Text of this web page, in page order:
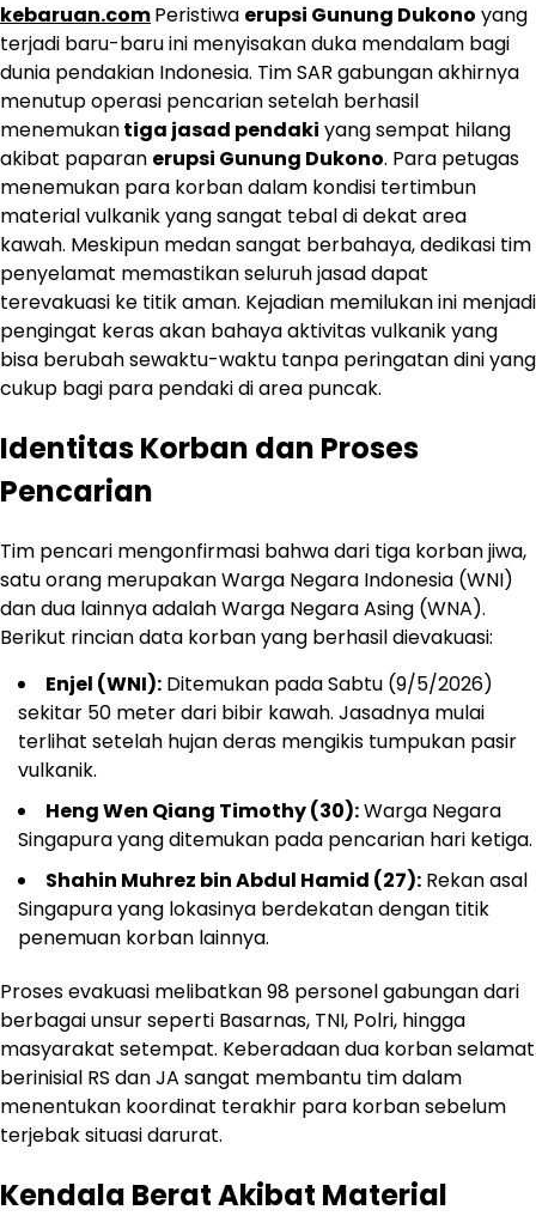
kebaruan.comPeristiwa erupsi Gunung Dukono yang
terjadi baru-baru ini menyisakan duka mendalam bagi
dunia pendakian Indonesia. Tim SAR gabungan akhirnya
menutup operasi pencarian setelah berhasil
menemukantiga jasad pendaki yang sempat hilang
akibat paparan erupsi Gunung Dukono. Para petugas
menemukan para korban dalam kondisi tertimbun
material vulkanik yang sangat tebal di dekat area
kawah. Meskipun medan sangat berbahaya, dedikasi tim
penyelamat memastikan seluruh jasad dapat
terevakuasi ke titik aman. Kejadian memilukan ini menjadi
pengingat keras akan bahaya aktivitas vulkanik yang
bisa berubah sewaktu-waktu tanpa peringatan dini yang
cukup bagi para pendaki di area puncak.
Identitas Korban dan Proses
Pencarian
Tim pencari mengonfirmasi bahwa dari tiga korban jiwa,
satu orang merupakan Warga Negara Indonesia (WNI)
dan dua lainnya adalah Warga Negara Asing (WNA).
Berikut rincian data korban yang berhasil dievakuasi:
Enjel (WNI): Ditemukan pada Sabtu (9/5/2026)
sekitar 50 meter dari bibir kawah. Jasadnya mulai
terlihat setelah hujan deras mengikis tumpukan pasir
vulkanik.
Heng Wen Qiang Timothy (30):Warga Negara
Singapura yang ditemukan pada pencarian hari ketiga.
Shahin Muhrez bin Abdul Hamid (27): Rekan asal
Singapura yang lokasinya berdekatan dengan titik
penemuan korban lainnya.
Proses evakuasi melibatkan 98 personel gabungan dari
berbagai unsur seperti Basarnas, TNI, Polri, hingga
masyarakat setempat. Keberadaan dua korban selamat
berinisial RS dan JA sangat membantu tim dalam
menentukan koordinat terakhir para korban sebelum
terjebak situasi darurat.
Kendala Berat Akibat Material